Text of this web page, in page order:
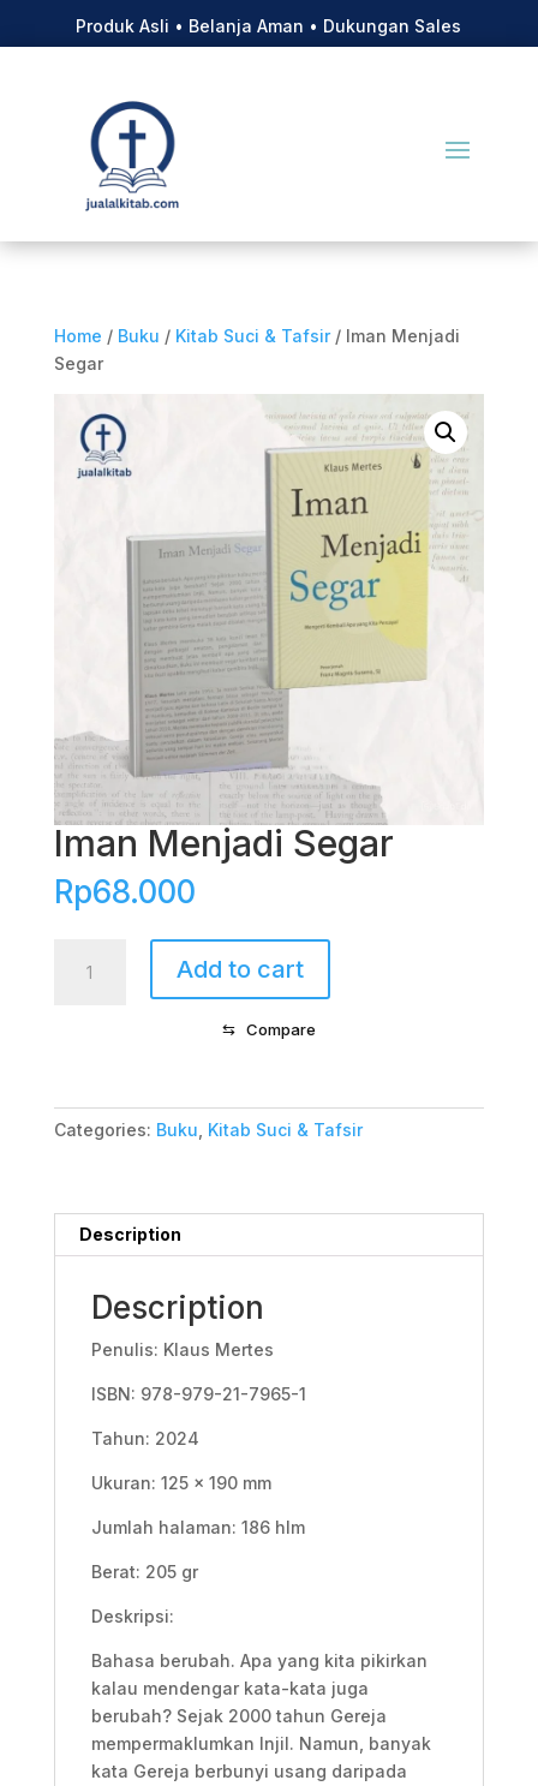
Produk Asli • Belanja Aman • Dukungan Sales
Home / Buku / Kitab Suci & Tafsir/ Iman Menjadi
Segar
Iman Menjadi Segar
Rp68.000
Menjadi
Add to cart
⇆ Compare
Categories: Buku Kitab Suci & Tafsir
Description
Description
Penulis: Klaus Mertes
ISBN: 978-979-21-7965-1
Tahun: 2024
Ukuran: 125 x 190 mm
Jumlah halaman: 186 hlm
Berat: 205 gr
Deskripsi:
Bahasa berubah. Apa yang kita pikirkan
kalau mendengar kata-kata juga
berubah? Sejak 2000 tahun Gereja
mempermaklumkan Injil. Namun, banyak
kata Gereja berbunyi usang daripada